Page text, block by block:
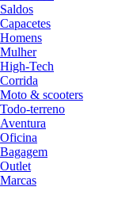
Saldos
Capacetes
Homens
Mulher
High-Tech
Corrida
Moto & scooters
Todo-terreno
Aventura
Oficina
Bagagem
Outlet
Marcas